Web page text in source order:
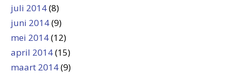
juli 2014(8)
juni 2014(9)
mei 2014(12)
april 2014(15)
maart 2014(9)